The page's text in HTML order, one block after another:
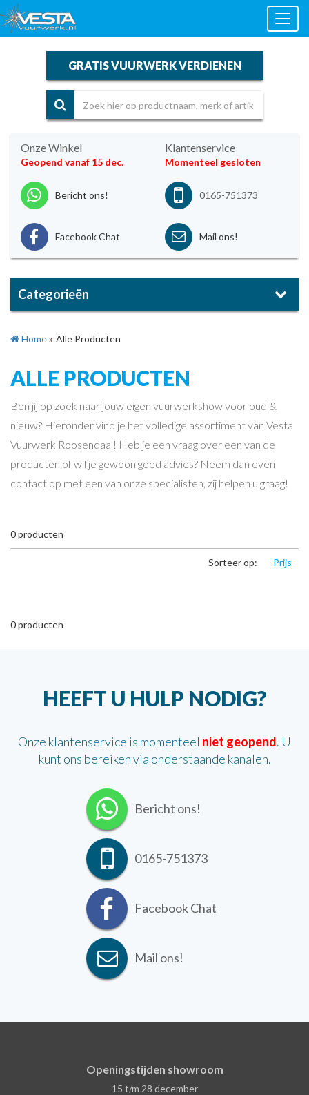
GRATIS VUURWERK VERDIENEN
Onze Winkel
Geopend vanaf 15 dec.
Klantenservice
Momenteel gesloten
Bericht ons! 0165-751373
Facebook Chat Mail ons!
Categorieën
Home» Alle Producten
ALLE PRODUCTEN
Ben jij op zoek naar jouw eigen vuurwerkshow voor oud &
nieuw? Hieronder vind je het volledige assortiment van Vesta
Vuurwerk Roosendaal! Heb je een vraag over een van de
producten of wil je gewoon goed advies? Neem dan even
contact op met een van onze specialisten, zij helpen u graag!
0producten
Sorteer op: Prijs
0producten
HEEFT U HULP NODIG?
Onze klantenservice is momenteel niet geopend. U
kunt ons bereiken via onderstaande kanalen.
Bericht ons!
0165-751373
Facebook Chat
Mail ons!
Openingstijden showroom
15 t/m 28 december